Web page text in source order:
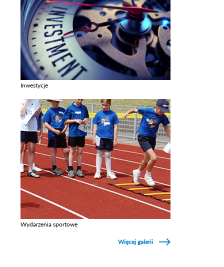
Inwestycje
Wydarzenia sportowe
Więcej galerii